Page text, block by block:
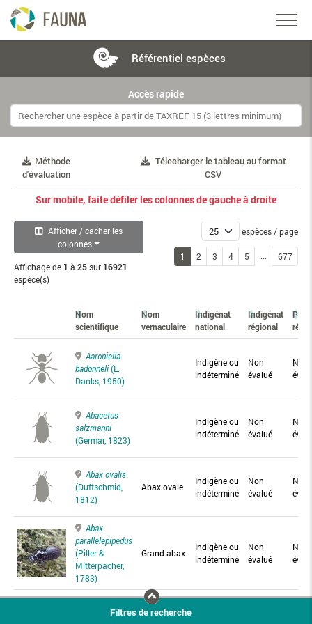
Référentiel espèces
Accès rapide
Méthode
d'évaluation
Télecharger le tableau au format
CSV
Sur mobile, faite défiler les colonnes de gauche à droite
Afficher / cacher les
colonnes
Affichage de 1 à 25sur 16921
espèce(s)
espèces / page
1 2 3 4 5 ... 677
Nom
scientifique
Nom
vernaculaire
Indigénat
national
Indigénat
régional
Aaroniella
badonneli(L.
Danks, 1950)
Indigène ou
indéterminé
Non
évalué
Non
Abacetus
salzmanni
(Germar, 1823)
Indigène ou
indéterminé
Non
évalué
Non
Abax ovalis
(Duftschmid,
1812)
Abax ovale
Indigène ou
indéterminé
Non
évalué
Non
Abax
parallelepipedus
(Piller &
Mitterpacher,
1783)
Grand abax
Indigène ou
indéterminé
Non
évalué
Non
Abax
Abax
Filtres de recherche